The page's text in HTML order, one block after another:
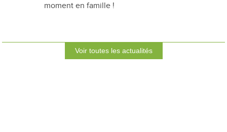
moment en famille !
Voir toutes les actualités